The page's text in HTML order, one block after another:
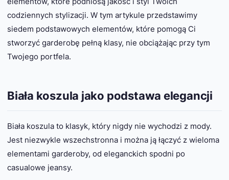
codziennych stylizacji. W tym artykule przedstawimy
siedem podstawowych elementów, które pomogą Ci
stworzyć garderobę pełną klasy, nie obciążając przy tym
Twojego portfela.
Biała koszula jako podstawa elegancji
Biała koszula to klasyk, który nigdy nie wychodzi z mody.
Jest niezwykle wszechstronna i można ją łączyć z wieloma
elementami garderoby, od eleganckich spodni po
casualowe jeansy.